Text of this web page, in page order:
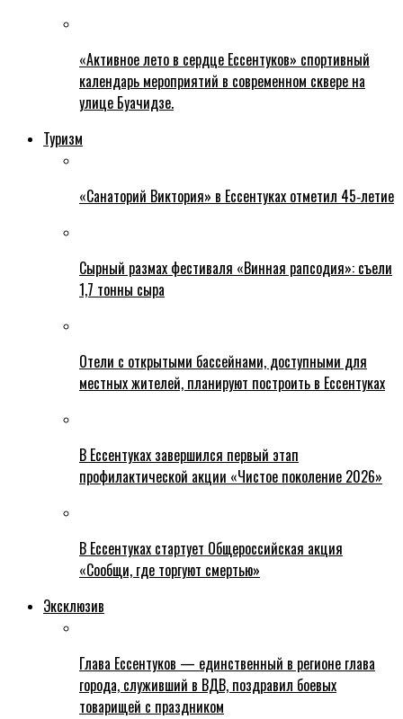
«Активное лето в сердце Ессентуков» спортивный
календарь мероприятий в современном сквере на
улице Буачидзе.
Туризм
«Санаторий Виктория» в Ессентуках отметил 45‑летие
Сырный размах фестиваля «Винная рапсодия»: съели
1,7 тонны сыра
Отели с открытыми бассейнами, доступными для
местных жителей, планируют построить в Ессентуках
В Ессентуках завершился первый этап
профилактической акции «Чистое поколение 2026»
В Ессентуках стартует Общероссийская акция
«Сообщи, где торгуют смертью»
Эксклюзив
Глава Ессентуков — единственный в регионе глава
города, служивший в ВДВ, поздравил боевых
товарищей с праздником